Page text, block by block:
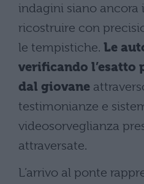
indagini siano ancora
ricostruire con
le tempistiche. Le
verificando l’esatto
dal giovane
testimonianze e
videosorveglianza
attraversate.
L’arrivo al ponte